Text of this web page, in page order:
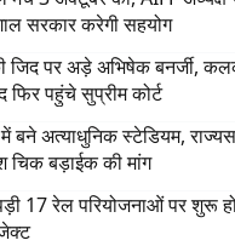
सरकार करेगी सहयोग
जिद पर अड़े अभिषेक बनर्जी,
फिर पहुंचे सुप्रीम कोर्ट
बने अत्याधुनिक स्टेडियम,
चिक बड़ाईक की मांग
17 रेल परियोजनाओं पर शुरू